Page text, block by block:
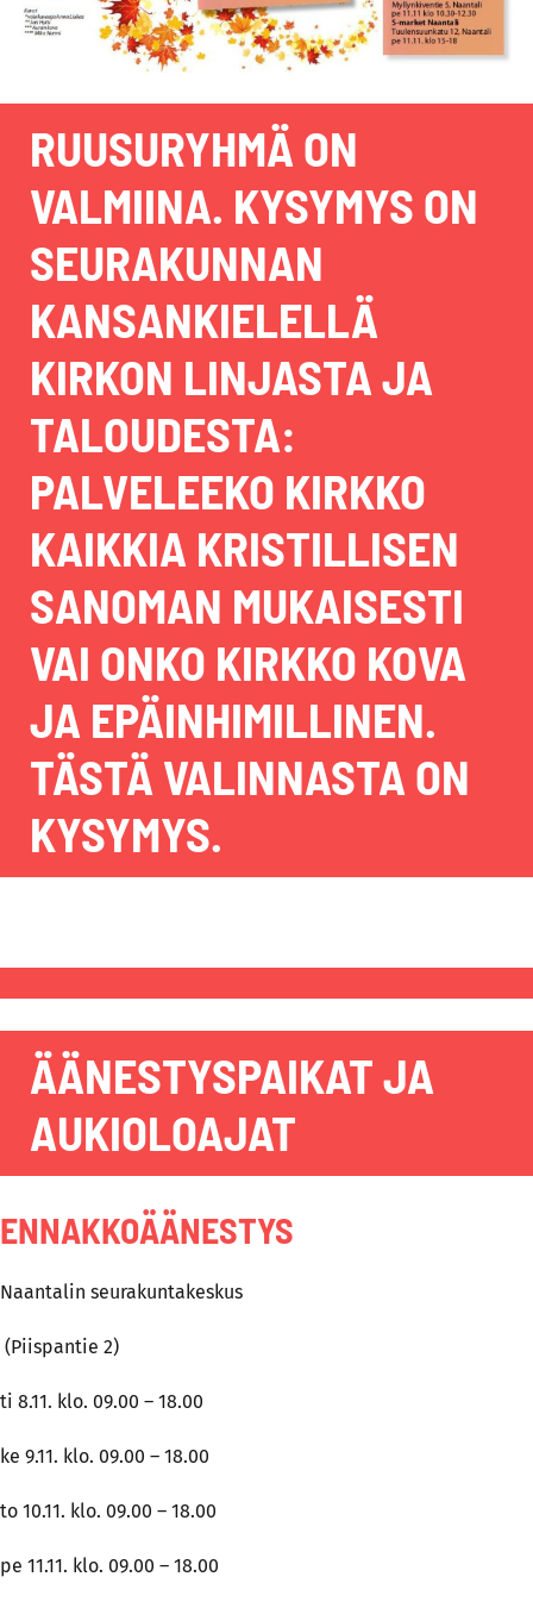
RUUSURYHMÄ ON
VALMIINA. KYSYMYS ON
SEURAKUNNAN
KANSANKIELELLÄ
KIRKON LINJASTA JA
TALOUDESTA:
PALVELEEKO KIRKKO
KAIKKIA KRISTILLISEN
SANOMAN MUKAISESTI
VAI ONKO KIRKKO KOVA
JA EPÄINHIMILLINEN.
TÄSTÄ VALINNASTA ON
KYSYMYS.
ÄÄNESTYSPAIKAT JA
AUKIOLOAJAT
ENNAKKOÄÄNESTYS
Naantalin seurakuntakeskus
(Piispantie 2)
ti 8.11. klo. 09.00 – 18.00
ke 9.11. klo. 09.00 – 18.00
to 10.11. klo. 09.00 – 18.00
pe 11.11. klo. 09.00 – 18.00